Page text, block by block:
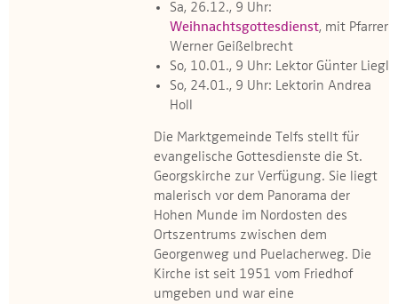
Sa, 26.12., 9 Uhr:
Weihnachtsgottesdienst, mit Pfarrer
Werner Geißelbrecht
So, 10.01., 9 Uhr: Lektor Günter Liegl
So, 24.01., 9 Uhr: Lektorin Andrea
Holl
Die Marktgemeinde Telfs stellt für
evangelische Gottesdienste die St.
Georgskirche zur Verfügung. Sie liegt
malerisch vor dem Panorama der
Hohen Munde im Nordosten des
Ortszentrums zwischen dem
Georgenweg und Puelacherweg. Die
Kirche ist seit 1951 vom Friedhof
umgeben und war eine